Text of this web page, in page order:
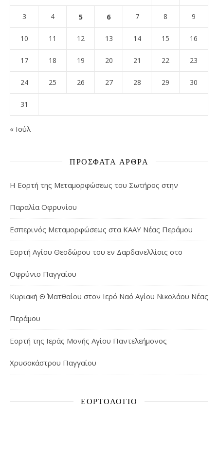
3 4 5 6 7 8 9
10 11 12 13 14 15 16
17 18 19 20 21 22 23
24 25 26 27 28 29 30
31
« Ιούλ
ΠΡΌΣΦΑΤΑ ΆΡΘΡΑ
Η Εορτή της Μεταμορφώσεως του Σωτήρος στην
Παραλία Οφρυνίου
Εσπερινός Μεταμορφώσεως στα ΚΑΑΥ Νέας Περάμου
Εορτή Αγίου Θεοδώρου του εν Δαρδανελλίοις στο
Οφρύνιο Παγγαίου
Κυριακή Θ΄ Ματθαίου στον Ιερό Ναό Αγίου Νικολάου Νέας
Περάμου
Εορτή της Ιεράς Μονής Αγίου Παντελεήμονος
Χρυσοκάστρου Παγγαίου
ΕΟΡΤΟΛΌΓΙΟ